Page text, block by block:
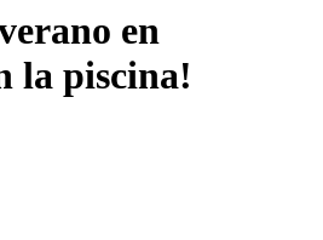
en
la piscina!